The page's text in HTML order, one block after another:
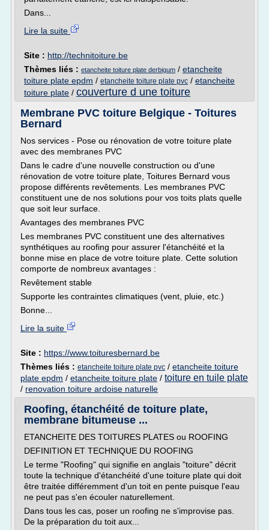
Dans...
Lire la suite
Site : http://technitoiture.be
Thèmes liés : etancheite toiture plate derbigum / etancheite
toiture plate epdm / etancheite toiture plate pvc / etancheite
toiture plate / couverture d une toiture
Membrane PVC toiture Belgique - Toitures
Bernard
Nos services - Pose ou rénovation de votre toiture plate
avec des membranes PVC
Dans le cadre d'une nouvelle construction ou d'une
rénovation de votre toiture plate, Toitures Bernard vous
propose différents revêtements. Les membranes PVC
constituent une de nos solutions pour vos toits plats quelle
que soit leur surface.
Avantages des membranes PVC
Les membranes PVC constituent une des alternatives
synthétiques au roofing pour assurer l'étanchéité et la
bonne mise en place de votre toiture plate. Cette solution
comporte de nombreux avantages :
Revêtement stable
Supporte les contraintes climatiques (vent, pluie, etc.)
Bonne...
Lire la suite
Site : https://www.toituresbernard.be
Thèmes liés : etancheite toiture plate pvc / etancheite toiture
plate epdm / etancheite toiture plate / toiture en tuile plate
/ renovation toiture ardoise naturelle
Roofing, étanchéité de toiture plate,
membrane bitumeuse ...
ETANCHEITE DES TOITURES PLATES ou ROOFING
DEFINITION ET TECHNIQUE DU ROOFING
Le terme "Roofing" qui signifie en anglais "toiture" décrit
toute la technique d'étanchéité d'une toiture plate qui doit
être traitée différemment d'un toit en pente puisque l'eau
ne peut pas s'en écouler naturellement.
Dans tous les cas, poser un roofing ne s'improvise pas.
De la préparation du toit aux...